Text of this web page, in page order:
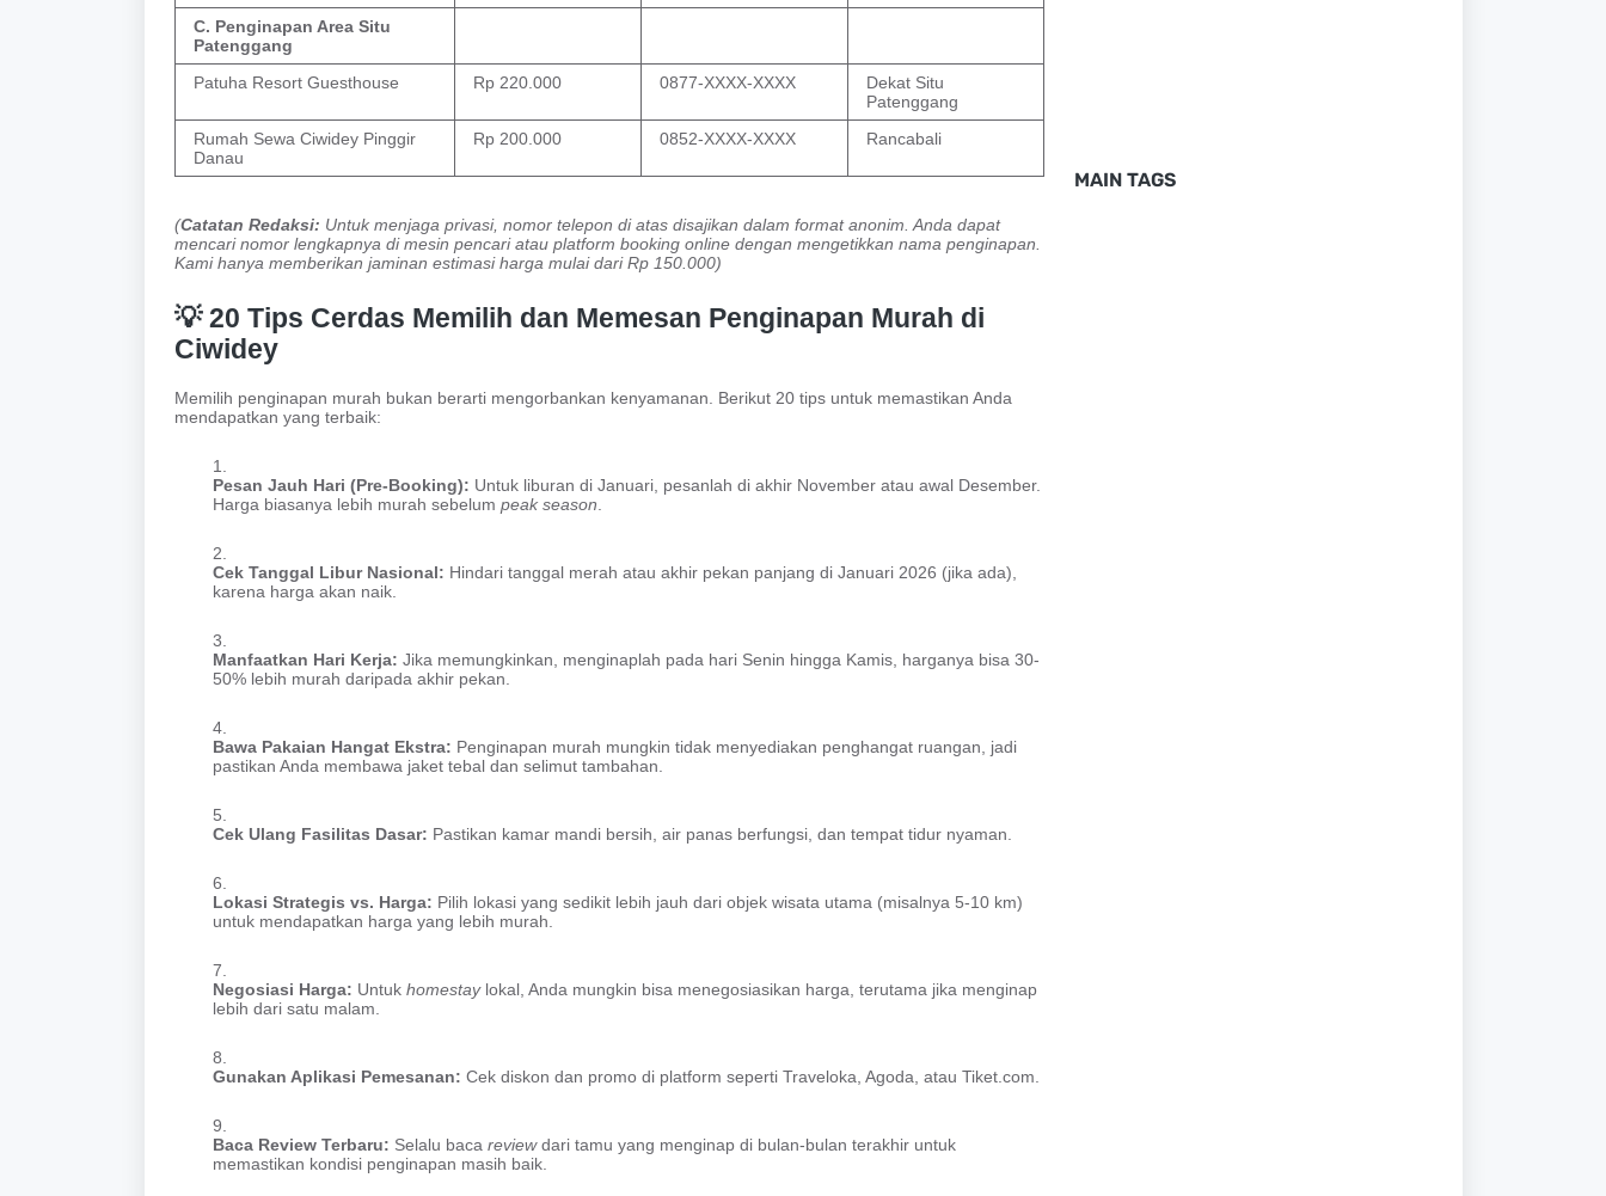
C. Penginapan Area Situ
Patenggang
Patuha Resort Guesthouse
Rp 220.000 0877-XXXX-XXXX
Dekat Situ
Patenggang
Rumah Sewa Ciwidey Pinggir
Danau
Rp 200.000 0852-XXXX-XXXX Rancabali
(Catatan Redaksi: Untuk menjaga privasi, nomor telepon di atas disajikan dalam format anonim. Anda dapat
mencari nomor lengkapnya di mesin pencari atau platform booking online dengan mengetikkan nama penginapan.
Kami hanya memberikan jaminan estimasi harga mulai dari Rp 150.000)
💡 20 Tips Cerdas Memilih dan Memesan Penginapan Murah di
Ciwidey
Memilih penginapan murah bukan berarti mengorbankan kenyamanan. Berikut 20 tips untuk memastikan Anda
mendapatkan yang terbaik:
Pesan Jauh Hari (Pre-Booking): Untuk liburan di Januari, pesanlah di akhir November atau awal Desember.
Harga biasanya lebih murah sebelum peak season
Cek Tanggal Libur Nasional: Hindari tanggal merah atau akhir pekan panjang di Januari 2026 (jika ada),
karena harga akan naik.
Manfaatkan Hari Kerja: Jika memungkinkan, menginaplah pada hari Senin hingga Kamis, harganya bisa 30-
50% lebih murah daripada akhir pekan.
Bawa Pakaian Hangat Ekstra: Penginapan murah mungkin tidak menyediakan penghangat ruangan, jadi
pastikan Anda membawa jaket tebal dan selimut tambahan.
Cek Ulang Fasilitas Dasar: Pastikan kamar mandi bersih, air panas berfungsi, dan tempat tidur nyaman.
Lokasi Strategis vs. Harga: Pilih lokasi yang sedikit lebih jauh dari objek wisata utama (misalnya 5-10 km)
untuk mendapatkan harga yang lebih murah.
Negosiasi Harga: Untuk homestaylokal, Anda mungkin bisa menegosiasikan harga, terutama jika menginap
lebih dari satu malam.
Gunakan Aplikasi Pemesanan: Cek diskon dan promo di platform seperti Traveloka, Agoda, atau Tiket.com.
Baca Review Terbaru: Selalu baca reviewdari tamu yang menginap di bulan-bulan terakhir untuk
memastikan kondisi penginapan masih baik.
MAIN TAGS